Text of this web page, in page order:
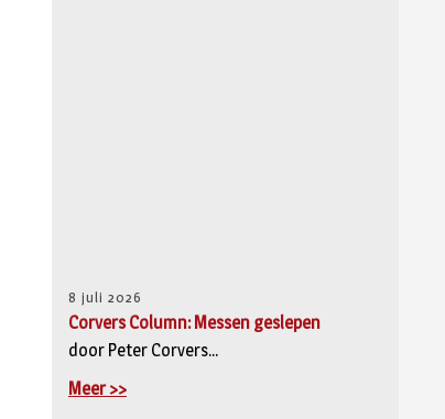
8 juli 2026
Corvers Column: Messen geslepen
door Peter Corvers...
Meer >>